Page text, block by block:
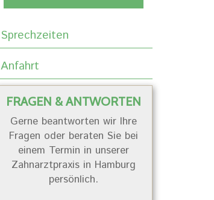
Sprechzeiten
Anfahrt
FRAGEN & ANTWORTEN
Gerne beantworten wir Ihre
Fragen oder beraten Sie bei
einem Termin in unserer
Zahnarztpraxis in Hamburg
persönlich.